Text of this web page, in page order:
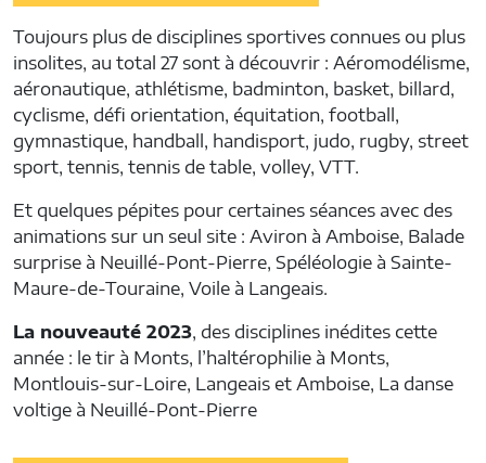
Toujours plus de disciplines sportives connues ou plus
insolites, au total 27 sont à découvrir : Aéromodélisme,
aéronautique, athlétisme, badminton, basket, billard,
cyclisme, défi orientation, équitation, football,
gymnastique, handball, handisport, judo, rugby, street
sport, tennis, tennis de table, volley, VTT.
Et quelques pépites pour certaines séances avec des
animations sur un seul site : Aviron à Amboise, Balade
surprise à Neuillé-Pont-Pierre, Spéléologie à Sainte-
Maure-de-Touraine, Voile à Langeais.
La nouveauté 2023, des disciplines inédites cette
année : le tir à Monts, l’haltérophilie à Monts,
Montlouis-sur-Loire, Langeais et Amboise, La danse
voltige à Neuillé-Pont-Pierre